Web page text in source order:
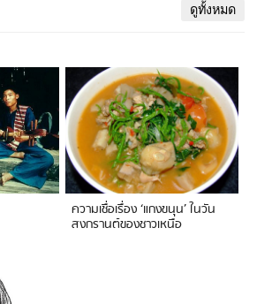
ดูทั้งหมด
ความเชื่อเรื่อง ‘แกงขนุน’ ในวัน
สงกรานต์ของชาวเหนือ